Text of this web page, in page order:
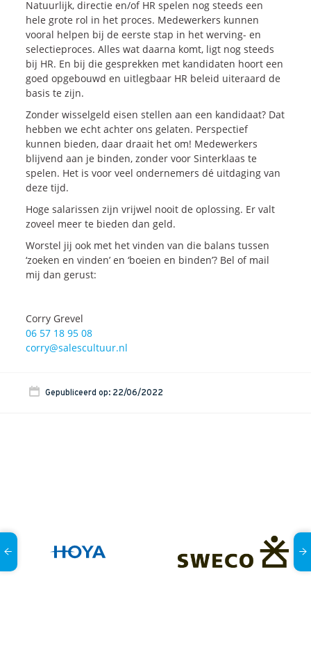
Natuurlijk, directie en/of HR spelen nog steeds een
hele grote rol in het proces. Medewerkers kunnen
vooral helpen bij de eerste stap in het werving- en
selectieproces. Alles wat daarna komt, ligt nog steeds
bij HR. En bij die gesprekken met kandidaten hoort een
goed opgebouwd en uitlegbaar HR beleid uiteraard de
basis te zijn.
Zonder wisselgeld eisen stellen aan een kandidaat? Dat
hebben we echt achter ons gelaten. Perspectief
kunnen bieden, daar draait het om! Medewerkers
blijvend aan je binden, zonder voor Sinterklaas te
spelen. Het is voor veel ondernemers dé uitdaging van
deze tijd.
Hoge salarissen zijn vrijwel nooit de oplossing. Er valt
zoveel meer te bieden dan geld.
Worstel jij ook met het vinden van die balans tussen
‘zoeken en vinden’ en ‘boeien en binden’? Bel of mail
mij dan gerust:
Corry Grevel
06 57 18 95 08
corry@salescultuur.nl
Gepubliceerd op: 22/06/2022